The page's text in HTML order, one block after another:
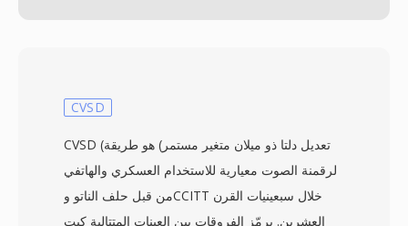
CVSD
CVSD (تعديل دلتا ذو ميلان متغير مستمر) هو طريقة
لرقمنة الصوت معيارية للاستخدام العسكري والهاتفي
من قبل حلف الناتو وCCITT خلال سبعينيات القرن
العشرين. يرمّز الفروقات بين العينات المتتالية كبت